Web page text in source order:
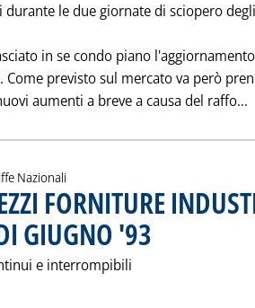
le due giornate di sciopero degli
in se condo piano
Come previsto sul mercato va però
aumenti a breve a causa del raffo...
Nazionali
FORNITURE
GIUGNO '93
e interrompibili